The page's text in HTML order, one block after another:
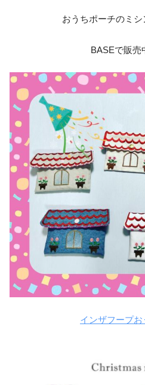
おうちポーチのミ
BASEで販売
インザフープ